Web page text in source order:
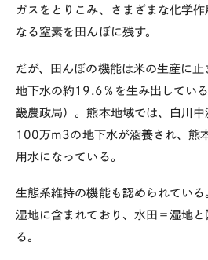
ガスをとりこみ、さまざまな化学
なる窒素を田んぼに残す。
だが、田んぼの機能は米の生産に
地下水の約 19.6 ％を生み出してい
畿農政局）。熊本地域では、白川
100万m3の地下水が涵養され、熊
用水になっている。
生態系維持の機能も認められてい
湿地に含まれており、水田＝湿地
る。